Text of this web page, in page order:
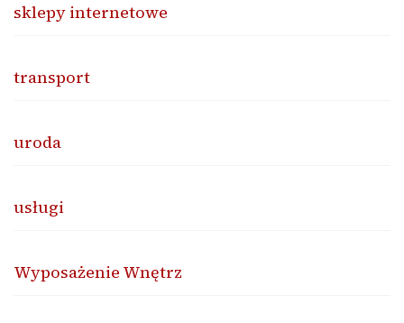
sklepy internetowe
transport
uroda
usługi
Wyposażenie Wnętrz